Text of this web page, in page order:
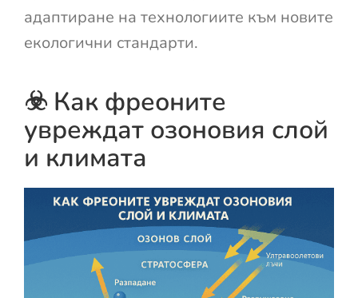
адаптиране на технологиите към новите
екологични стандарти.
☣️ Как фреоните
увреждат озоновия слой
и климата